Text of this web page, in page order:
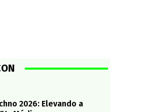
2026: Elevando a